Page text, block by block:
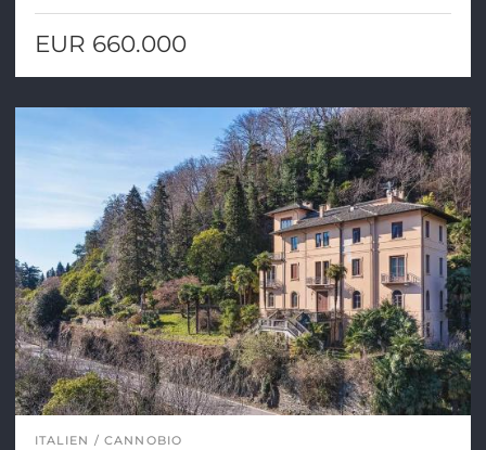
EUR 660.000
ITALIEN CANNOBIO